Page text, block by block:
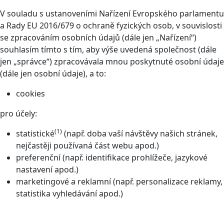
V souladu s ustanoveními Nařízení Evropského parlamentu
a Rady EU 2016/679 o ochraně fyzických osob, v souvislosti
se zpracováním osobních údajů (dále jen „Nařízení“)
souhlasím tímto s tím, aby výše uvedená společnost (dále
jen „správce“) zpracovávala mnou poskytnuté osobní údaje
(dále jen osobní údaje), a to:
cookies
pro účely:
statistické(1) (např. doba vaší návštěvy našich stránek,
nejčastěji používaná část webu apod.)
preferenční (např. identifikace prohlížeče, jazykové
nastavení apod.)
marketingové a reklamní (např. personalizace reklamy,
statistika vyhledávání apod.)